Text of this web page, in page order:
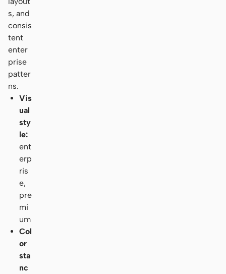
s, and
consis
tent
enter
prise
patter
ns.
Vis
ual
sty
le:
ent
erp
ris
e,
pre
mi
um
Col
or
sta
nc